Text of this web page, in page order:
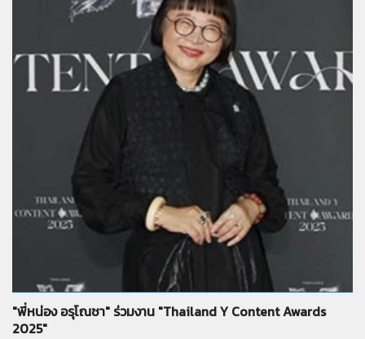
จำนวน7รูป
"พี่หน่อง อรุโณชา" ร่วมงาน "Thailand Y Content Awards
2025"